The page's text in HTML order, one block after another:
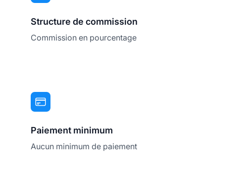
Structure de commission
Commission en pourcentage
Paiement minimum
Aucun minimum de paiement